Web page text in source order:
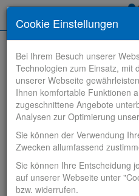
Cookie Einstellungen
Bei Ihrem Besuch unserer
Technologien zum Einsatz, mit
unserer Webseite
Ihnen komfortable Funktionen
zugeschnittene Angebote
Analysen zur Optimierung
Sie können der Verwendung
Zwecken allumfassend
Sie können Ihre Entscheidung
auf unserer Webseite unter
bzw. widerrufen.